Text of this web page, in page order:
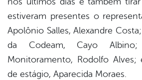
estiveram presentes o
Apolônio Salles, Alexandre
da Codeam, Cayo
Monitoramento, Rodolfo Alves;
de estágio, Aparecida Moraes.